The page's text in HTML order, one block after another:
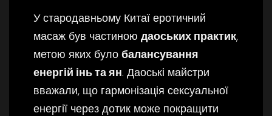
У стародавньому Китаї еротичний
масаж був частиною даоських практик,
метою яких було балансування
енергій інь та ян. Даоські майстри
вважали, що гармонізація сексуальної
енергії через дотик може покращити